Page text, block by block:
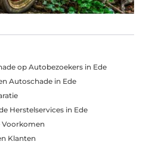
op Autobezoekers in Ede
Autoschade in Ede
Herstelservices in Ede
Voorkomen
Klanten